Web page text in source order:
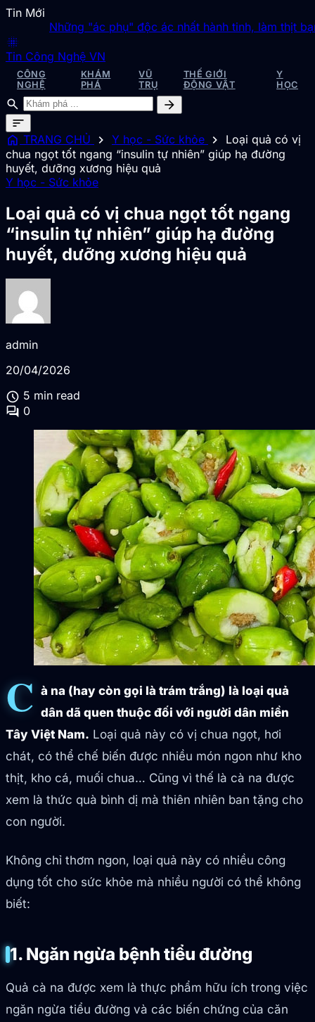
Tin Mới
Những "ác phụ" độc ác nhất hành tinh, làm thịt bạn
blur_on
Tin Công Nghệ VN
CÔNG
NGHỆ
KHÁM
PHÁ
VŨ
TRỤ
THẾ GIỚI
ĐỘNG VẬT
Y
HỌC
search
arrow_forward
sort
home TRANG CHỦ chevron_right Y học - Sức khỏe chevron_right
Loại quả có vị
chua ngọt tốt ngang “insulin tự nhiên” giúp hạ đường
huyết, dưỡng xương hiệu quả
Y học - Sức khỏe
Loại quả có vị chua ngọt tốt ngang
“insulin tự nhiên” giúp hạ đường
huyết, dưỡng xương hiệu quả
admin
20/04/2026
schedule 5 min read
forum 0
C à na (hay còn gọi là trám trắng) là loại quả
dân dã quen thuộc đối với người dân miền
Tây Việt Nam. Loại quả này có vị chua ngọt, hơi
chát, có thể chế biến được nhiều món ngon như kho
thịt, kho cá, muối chua… Cũng vì thế là cà na được
xem là thức quà bình dị mà thiên nhiên ban tặng cho
con người.
Không chỉ thơm ngon, loại quả này có nhiều công
dụng tốt cho sức khỏe mà nhiều người có thể không
biết:
1. Ngăn ngừa bệnh tiểu đường
Quả cà na được xem là thực phẩm hữu ích trong việc
ngăn ngừa tiểu đường và các biến chứng của căn